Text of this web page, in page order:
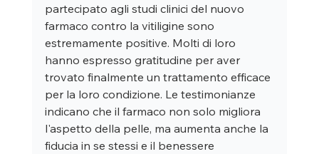
partecipato agli studi clinici del nuovo
farmaco contro la vitiligine sono
estremamente positive. Molti di loro
hanno espresso gratitudine per aver
trovato finalmente un trattamento efficace
per la loro condizione. Le testimonianze
indicano che il farmaco non solo migliora
l'aspetto della pelle, ma aumenta anche la
fiducia in se stessi e il benessere